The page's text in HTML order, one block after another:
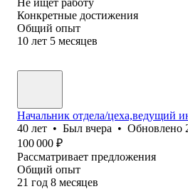
Конкретные достижения
Общий опыт
10 лет 5 месяцев
Начальник отдела/цеха,ведущий
40 лет • Был вчера • Обновлено
100 000 ₽
Рассматривает предложения
Общий опыт
21 год 8 месяцев